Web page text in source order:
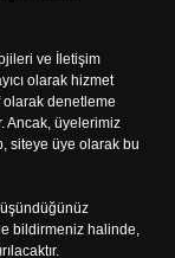
ve İletişim
olarak hizmet
denetleme
Ancak, üyelerimiz
siteye üye olarak bu
bildirmeniz halinde,